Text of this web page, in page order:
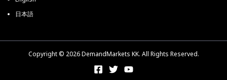
日本語
Copyright © 2026 DemandMarkets KK. All Rights Reserved.